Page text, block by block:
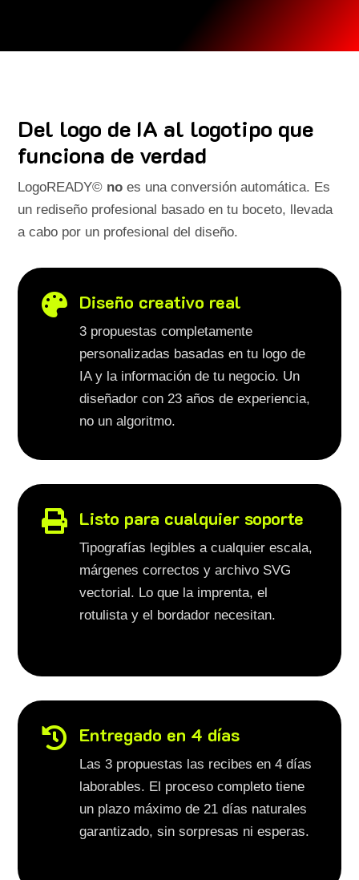
Del logo de IA al logotipo que
funciona de verdad
LogoREADY© no es una conversión automática. Es
un rediseño profesional basado en tu boceto, llevada
a cabo por un profesional del diseño.
 Diseño creativo real
3 propuestas completamente
personalizadas basadas en tu logo de
IA y la información de tu negocio. Un
diseñador con 23 años de experiencia,
no un algoritmo.
 Listo para cualquier soporte
Tipografías legibles a cualquier escala,
márgenes correctos y archivo SVG
vectorial. Lo que la imprenta, el
rotulista y el bordador necesitan.
 Entregado en 4 días
Las 3 propuestas las recibes en 4 días
laborables. El proceso completo tiene
un plazo máximo de 21 días naturales
garantizado, sin sorpresas ni esperas.